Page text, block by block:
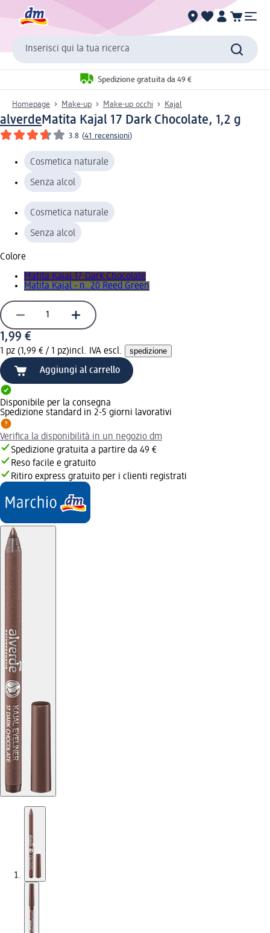
Inserisci qui la tua ricerca
Spedizione gratuita da 49 €
Homepage Make-up Make-up occhi Kajal
alverdeMatita Kajal 17 Dark Chocolate, 1,2 g
3.8 (41 recensioni)
Cosmetica naturale
Senza alcol
Cosmetica naturale
Senza alcol
Colore
Matita Kajal 17 Dark Chocolate
Matita Kajal - n. 20 Reed Green
1,99 €
1 pz (1,99 € / 1 pz)incl. IVA escl. spedizione
Aggiungi al carrello
Disponibile per la consegna
Spedizione standard in 2-5 giorni lavorativi
Verifica la disponibilità in un negozio dm
Spedizione gratuita a partire da 49 €
Reso facile e gratuito
Ritiro express gratuito per i clienti registrati